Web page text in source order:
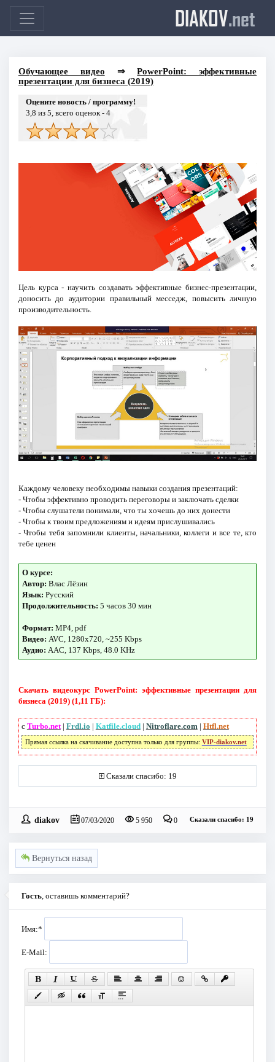
DIAKOV.net
Обучающее видео ⇒PowerPoint: эффективные
презентации для бизнеса (2019)
Оцените новость / программу!
3,8 из 5, всего оценок - 4
Цель курса - научить создавать эффективные бизнес-презентации,
доносить до аудитории правильный месседж, повысить личную
производительность.
Каждому человеку необходимы навыки создания презентаций:
- Чтобы эффективно проводить переговоры и заключать сделки
- Чтобы слушатели понимали, что ты хочешь до них донести
- Чтобы к твоим предложениям и идеям прислушивались
- Чтобы тебя запомнили клиенты, начальники, коллеги и все те, кто
тебе ценен
О курсе:
Автор: Влас Лёзин
Язык: Русский
Продолжительность: 5 часов 30 мин
Формат: MP4, pdf
Видео: AVC, 1280x720, ~255 Kbps
Аудио: AAC, 137 Kbps, 48.0 KHz
Скачать видеокурс PowerPoint: эффективные презентации для
бизнеса (2019) (1,11 ГБ):
с Turbo.net| Frdl.io | Katfile.cloud| Nitroflare.com | Htfl.net
Прямая ссылка на скачивание доступна только для группы: VIP-diakov.net
Сказали спасибо: 19
diakov 07/03/2020 5 950 0 Сказали спасибо: 19
Вернуться назад
Гость , оставишь комментарий?
Имя:*
E-Mail: